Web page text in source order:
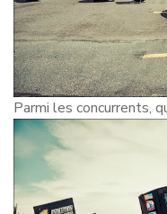
Parmi les concurrents,